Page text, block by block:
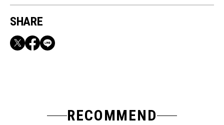
SHARE
RECOMMEND